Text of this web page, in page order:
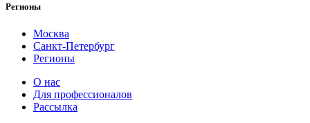
Регионы
Москва
Санкт-Петербург
Регионы
О нас
Для профессионалов
Рассылка